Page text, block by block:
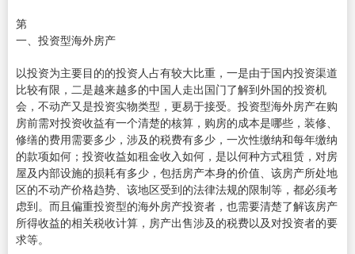
第
一、投资型海外房产
以投资为主要目的的投资人占有较大比重，一是由于国内投资渠道
比较有限，二是越来越多的中国人走出国门了解到外国的投资机
会，不动产又是投资实物类型，更易于接受。投资型海外房产在购
房前需对投资收益有一个清楚的核算，购房的成本是哪些，装修、
修缮的费用需要多少，涉及的税费有多少，一次性缴纳和每年缴纳
的款项如何；投资收益如租金收入如何，是以何种方式租赁，对房
屋及内部设施的损耗有多少，包括房产本身的价值、该房产所处地
区的不动产价格趋势、该地区受到的法律法规的限制等，都必须考
虑到。而且偏重投资型的海外房产投资者，也需要清楚了解该房产
所得收益的相关税收计算，房产出售涉及的税费以及对投资者的要
求等。